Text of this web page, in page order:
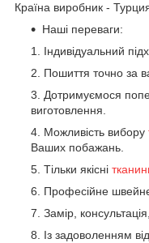
Країна виробник -
Наші переваги:
Індивідуальний
Пошиття точно за
Дотримуємося
виготовлення.
Можливість вибору
Ваших побажань.
Тільки якісні
Професійне
Замір,
Із задоволенням